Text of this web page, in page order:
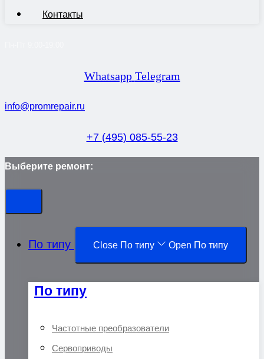
Контакты
Whatsapp Telegram
info@promrepair.ru
+7 (495) 085-55-23
Выберите ремонт:
По типу Close По типу Open По типу
По типу
Частотные преобразователи
Сервоприводы